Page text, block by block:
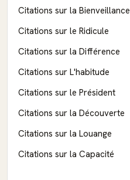
Citations sur la Bienveillance
Citations sur le Ridicule
Citations sur la Différence
Citations sur L'habitude
Citations sur le Président
Citations sur la Découverte
Citations sur la Louange
Citations sur la Capacité